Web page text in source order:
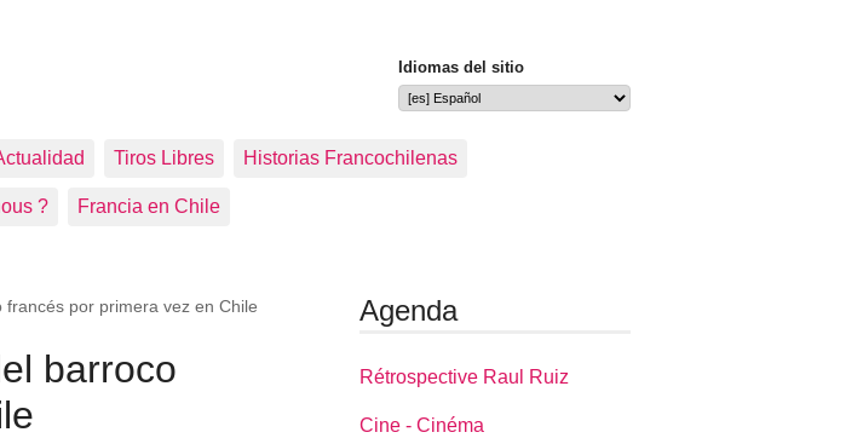
Idiomas del sitio
Tiros Libres Historias Francochilenas
? Francia en Chile
por primera vez en Chile
barroco
Agenda
Rétrospective Raul Ruiz
Cine - Cinéma